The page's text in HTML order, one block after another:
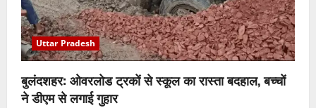
Uttar Pradesh
बुलंदशहर: ओवरलोड ट्रकों से स्कूल का रास्ता बदहाल, बच्चों
ने डीएम से लगाई गुहार